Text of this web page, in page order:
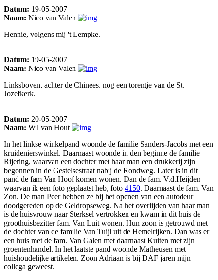
Datum: 19-05-2007
Naam: Nico van Valen
Hennie, volgens mij 't Lempke.
Datum: 19-05-2007
Naam: Nico van Valen
Linksboven, achter de Chinees, nog een torentje van de St.
Jozefkerk.
Datum: 20-05-2007
Naam: Wil van Hout
In het linkse winkelpand woonde de familie Sanders-Jacobs met een
kruidenierswinkel. Daarnaast woonde in den beginne de familie
Rijering, waarvan een dochter met haar man een drukkerij zijn
begonnen in de Gestelsestraat nabij de Rondweg. Later is in dit
pand de fam Van Hoof komen wonen. Dan de fam. V.d.Heijden
waarvan ik een foto geplaatst heb, foto 4150. Daarnaast de fam. Van
Zon. De man Peer hebben ze bij het openen van een autodeur
doodgereden op de Geldropseweg. Na het overlijden van haar man
is de huisvrouw naar Sterksel vertrokken en kwam in dit huis de
groothuisbezitter fam. Van Luit wonen. Hun zoon is getrouwd met
de dochter van de familie Van Tuijl uit de Hemelrijken. Dan was er
een huis met de fam. Van Galen met daarnaast Kuiten met zijn
groentenhandel. In het laatste pand woonde Matheusen met
huishoudelijke artikelen. Zoon Adriaan is bij DAF jaren mijn
collega geweest.